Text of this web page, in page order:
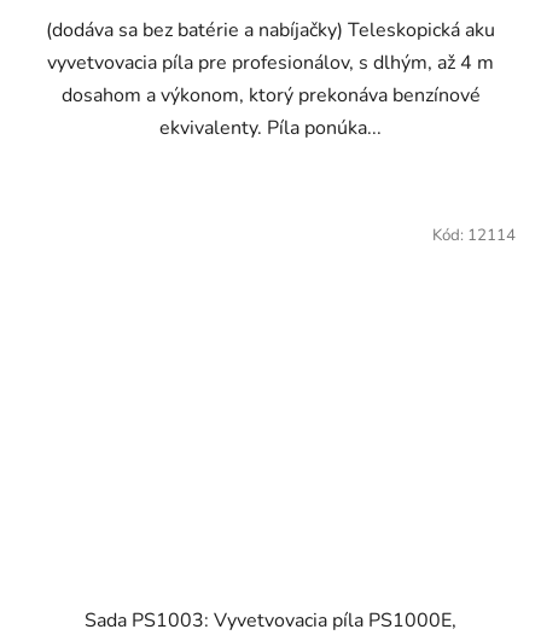
(dodáva sa bez batérie a nabíjačky) Teleskopická aku
vyvetvovacia píla pre profesionálov, s dlhým, až 4 m
dosahom a výkonom, ktorý prekonáva benzínové
ekvivalenty. Píla ponúka...
Sada PS1003: Vyvetvovacia píla PS1000E,
Kód: 12114